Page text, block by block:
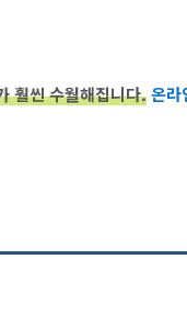
훨씬 수월해집니다.온라